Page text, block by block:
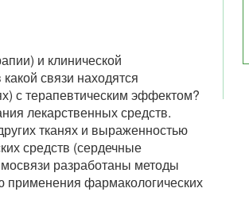
и клинической
связи находятся
с терапевтическим эффектом?
лекарственных средств.
тканях и выраженностью
средств (сердечные
разработаны методы
применения фармакологических